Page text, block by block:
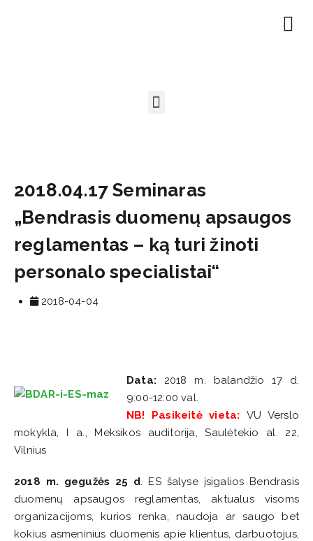
2018.04.17 Seminaras
„Bendrasis duomenų apsaugos
reglamentas – ką turi žinoti
personalo specialistai“
2018-04-04
Data: 2018 m. balandžio 17 d.
9:00-12:00 val.
NB! Pasikeitė vieta:
VU Verslo
mokykla, I a., Meksikos auditorija, Saulėtekio al. 22,
Vilnius
2018 m. gegužės 25 d . ES šalyse įsigalios Bendrasis
duomenų apsaugos reglamentas, aktualus visoms
organizacijoms, kurios renka, naudoja ar saugo bet
kokius asmeninius duomenis apie klientus, darbuotojus,